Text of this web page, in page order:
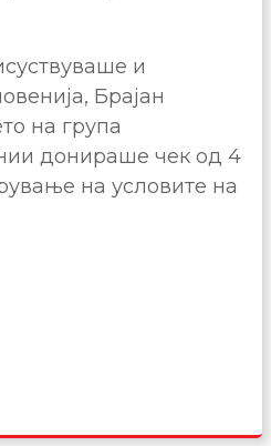
и
Брајан
на група
донираше чек од 4
на условите на